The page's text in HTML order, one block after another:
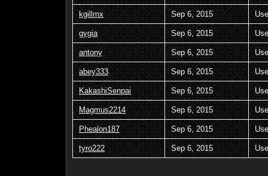
kgillmx Sep 6, 2015
gygia Sep 6, 2015
antony Sep 6, 2015
abey333 Sep 6, 2015
KakashiSenpai Sep 6, 2015
Magmus2214 Sep 6, 2015
Phealon187 Sep 6, 2015
tyro222 Sep 6, 2015